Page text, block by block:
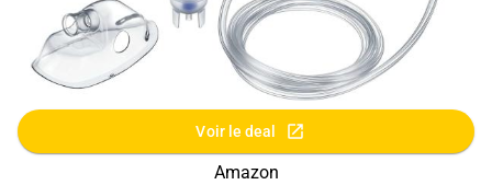
Voir le deal
Amazon